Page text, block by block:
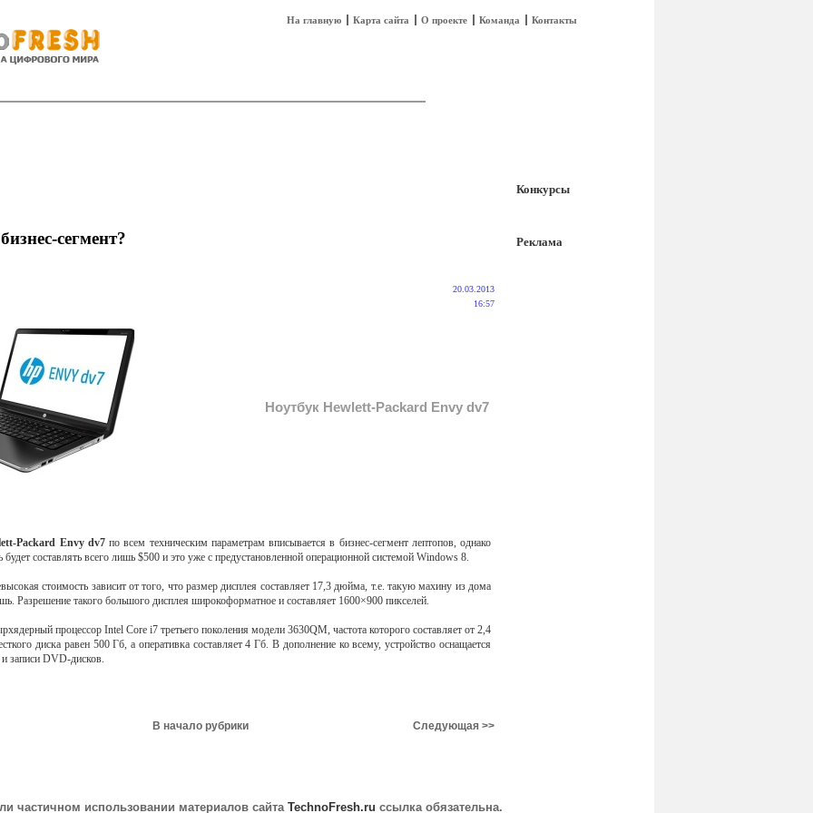
На главную Карта сайта О проекте Команда Контакты
сегмент?
Ноутбук Hewlett-Packard Envy dv7
20.03.2013
16:57
Packard Envy dv7по всем техническим параметрам вписывается в бизнес-сегмент лептопов, однако
будет составлять всего лишь $500 и это уже с предустановленной операционной системой Windows 8.
стоимость зависит от того, что размер дисплея составляет 17,3 дюйма, т.е. такую махину из дома
Разрешение такого большого дисплея широкоформатное и составляет 1600×900 пикселей.
процессор Intel Core i7 третьего поколения модели 3630QM, частота которого составляет от 2,4
диска равен 500 Гб, а оперативка составляет 4 Гб. В дополнение ко всему, устройство оснащается
записи DVD-дисков.
В начало рубрики Следующая >>
Конкурсы
Реклама
частичном использовании материалов сайта TechnoFresh.ru ссылка обязательна.